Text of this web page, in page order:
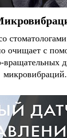
очищает с
вращательных
микровибраций.